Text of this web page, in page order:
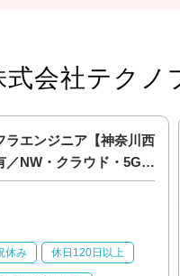
式会社テクノ
ラエンジニア【神奈川西
／NW・クラウド・5G
休み 休日120日以上